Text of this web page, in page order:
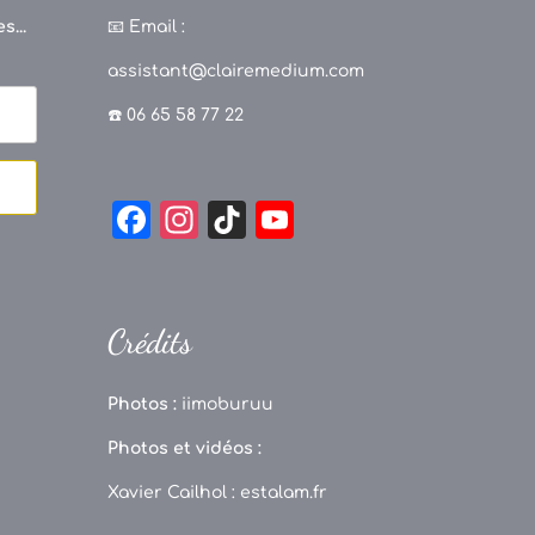
📧 Email :
assistant@clairemedium.com
☎️ 06 65 58 77 22
F
e
o
o
k
In
a
m
Ti
C
Crédits
Photos : iimoburuu
Photos et vidéos :
Xavier Cailhol : estalam.fr